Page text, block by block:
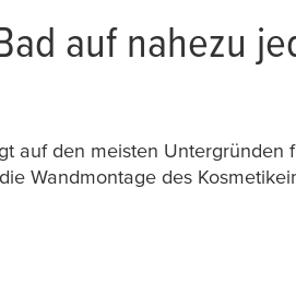
auf nahezu
auf den meisten
Wandmontage des